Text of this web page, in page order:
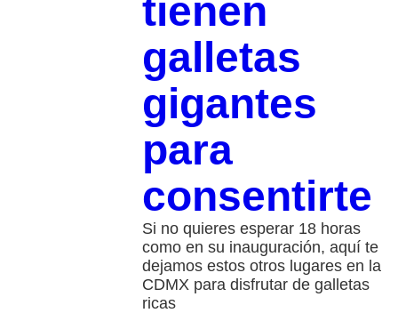
tienen
galletas
gigantes
para
consentirte
Si no quieres esperar 18 horas
como en su inauguración, aquí te
dejamos estos otros lugares en la
CDMX para disfrutar de galletas
ricas